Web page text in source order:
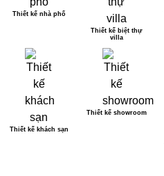
Thiết kế nhà phố
Thiết kế biệt thự
villa
Thiết kế khách sạn
Thiết kế showroom